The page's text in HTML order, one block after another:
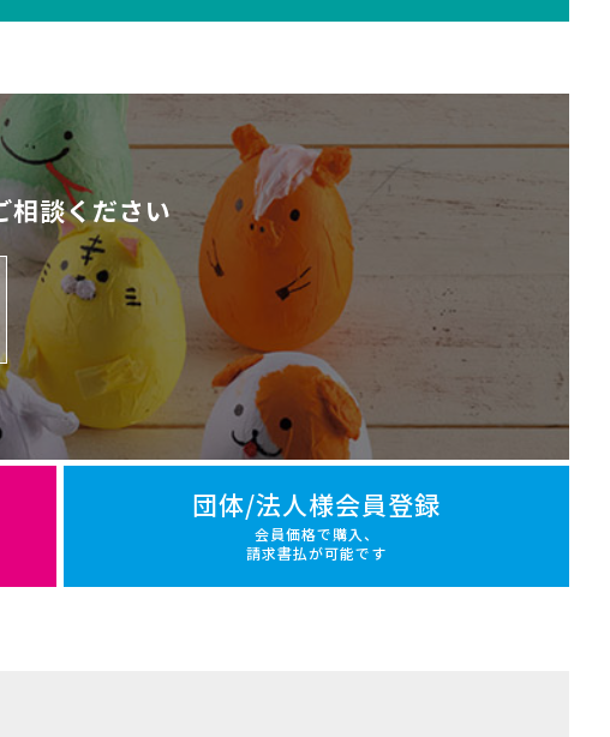
相談ください
団体/法人様会員登録
会員価格で購入、
請求書払が可能です